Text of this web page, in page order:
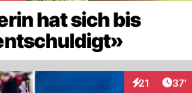
hat sich bis
21
Interaktionen
37'